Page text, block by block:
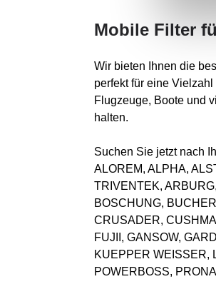
Mobile Filter
Wir bieten Ihnen die
perfekt für eine
Flugzeuge, Boote und
halten.
Suchen Sie jetzt nach
ALOREM, ALPHA,
TRIVENTEK,
BOSCHUNG,
CRUSADER,
FUJII, GANSOW,
KUEPPER WEISSER,
POWERBOSS,